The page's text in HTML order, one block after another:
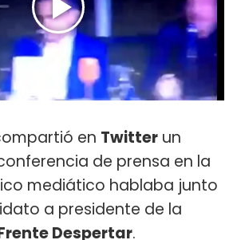
en Twitter un
de prensa en la
mediático hablaba junto
a presidente de la
Despertar.